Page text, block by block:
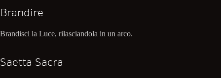
Brandire
Brandisci la Luce, rilasciandola in un arco.
Saetta Sacra